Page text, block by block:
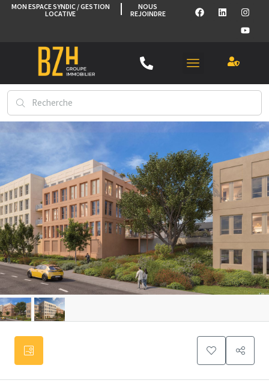
MON ESPACE SYNDIC / GESTION
LOCATIVE
NOUS
REJOINDRE